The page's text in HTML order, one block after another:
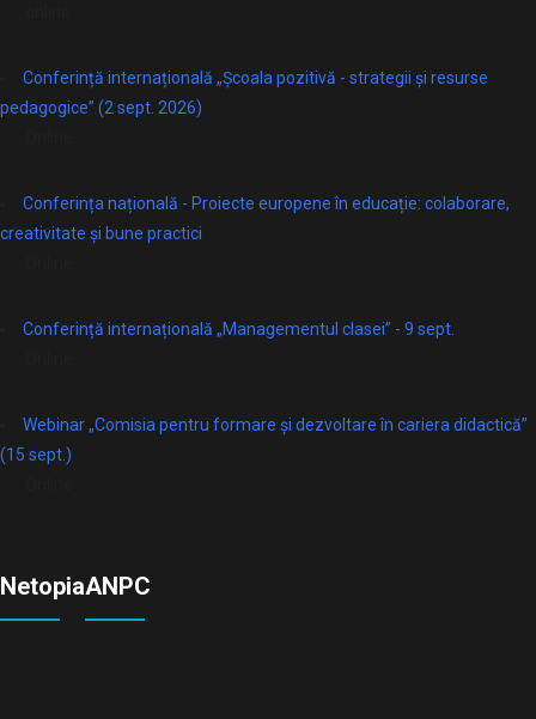
Conferință internațională „Școala pozitivă - strategii și resurse
pedagogice” (2 sept. 2026)
Conferința națională - Proiecte europene în educație: colaborare,
creativitate și bune practici
Conferință internațională „Managementul clasei” - 9 sept.
Webinar „Comisia pentru formare și dezvoltare în cariera didactică”
(15 sept.)
NetopiaANPC